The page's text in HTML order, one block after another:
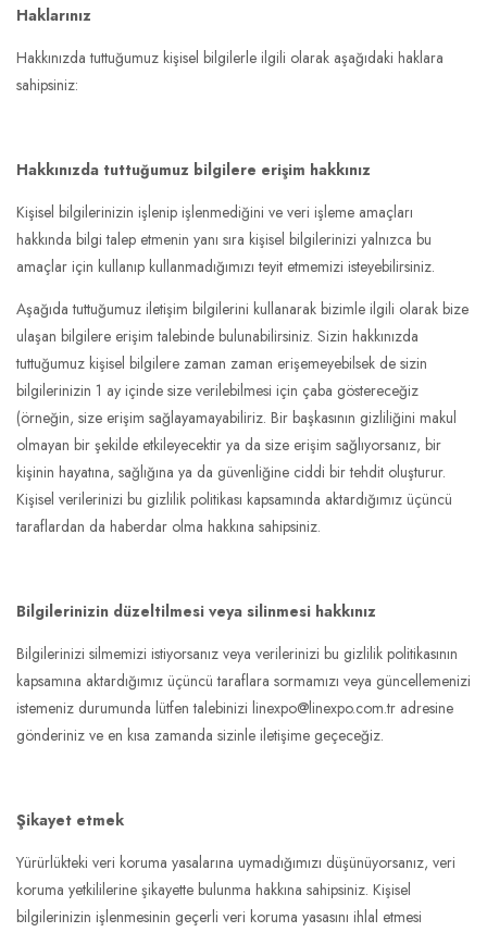
Haklarınız
Hakkınızda tuttuğumuz kişisel bilgilerle ilgili olarak aşağıdaki haklara
sahipsiniz:
Hakkınızda tuttuğumuz bilgilere erişim hakkınız
Kişisel bilgilerinizin işlenip işlenmediğini ve veri işleme amaçları
hakkında bilgi talep etmenin yanı sıra kişisel bilgilerinizi yalnızca bu
amaçlar için kullanıp kullanmadığımızı teyit etmemizi isteyebilirsiniz.
Aşağıda tuttuğumuz iletişim bilgilerini kullanarak bizimle ilgili olarak bize
ulaşan bilgilere erişim talebinde bulunabilirsiniz. Sizin hakkınızda
tuttuğumuz kişisel bilgilere zaman zaman erişemeyebilsek de sizin
bilgilerinizin 1 ay içinde size verilebilmesi için çaba göstereceğiz
(örneğin, size erişim sağlayamayabiliriz. Bir başkasının gizliliğini makul
olmayan bir şekilde etkileyecektir ya da size erişim sağlıyorsanız, bir
kişinin hayatına, sağlığına ya da güvenliğine ciddi bir tehdit oluşturur.
Kişisel verilerinizi bu gizlilik politikası kapsamında aktardığımız üçüncü
taraflardan da haberdar olma hakkına sahipsiniz.
Bilgilerinizin düzeltilmesi veya silinmesi hakkınız
Bilgilerinizi silmemizi istiyorsanız veya verilerinizi bu gizlilik politikasının
kapsamına aktardığımız üçüncü taraflara sormamızı veya güncellemenizi
istemeniz durumunda lütfen talebinizi linexpo@linexpo.com.tr adresine
gönderiniz ve en kısa zamanda sizinle iletişime geçeceğiz.
Şikayet etmek
Yürürlükteki veri koruma yasalarına uymadığımızı düşünüyorsanız, veri
koruma yetkililerine şikayette bulunma hakkına sahipsiniz. Kişisel
bilgilerinizin işlenmesinin geçerli veri koruma yasasını ihlal etmesi